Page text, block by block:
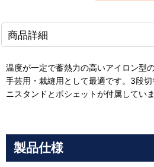
商品詳細
温度が一定で蓄熱力の高いアイロン型
手芸用・裁縫用として最適です。3段
ニスタンドとポシェットが付属していま
製品仕様